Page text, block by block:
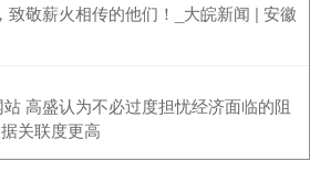
致敬薪火相传的他们！_大皖新闻 | 安徽
高盛认为不必过度担忧经济面临的阻
关联度更高